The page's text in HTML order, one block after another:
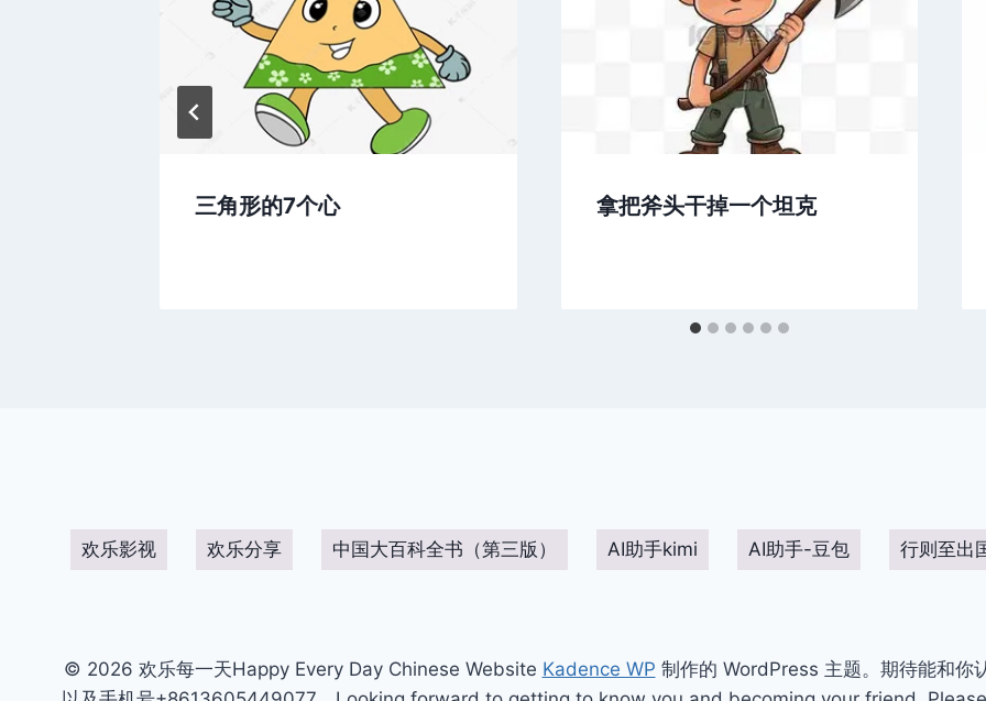
三角形的7个心 拿把斧头干掉一个坦克
欢乐影视 欢乐分享 中国大百科全书（第三版） AI助手kimi AI助手-豆包 行则至出
© 2026 欢乐每一天Happy Every Day Chinese Website Kadence WP 制作的 WordPress 主题。期待能和你